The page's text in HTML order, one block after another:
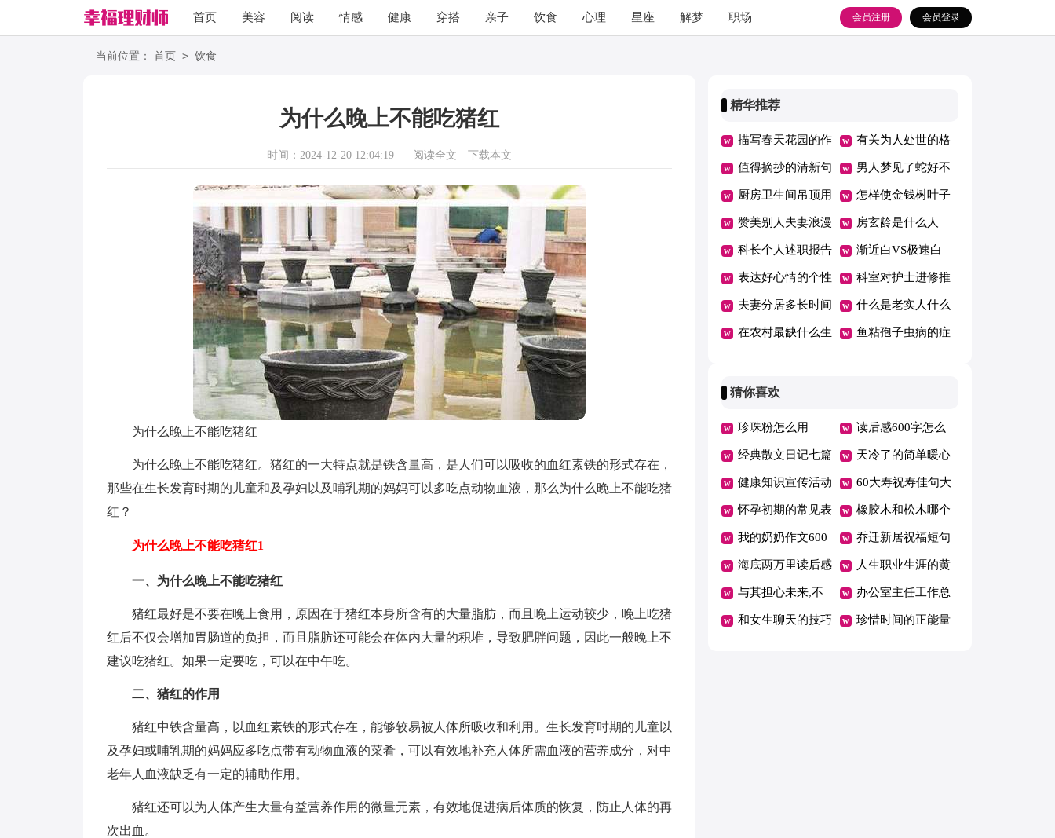
首页 美容 阅读 情感 健康 穿搭 亲子 饮食 心理 星座 解梦 职场
励志
会员登录
会员注册
当前位置： 首页 > 饮食
为什么晚上不能吃猪红
时间：2024-12-20 12:04:19 阅读全文 下载本文
为什么晚上不能吃猪红
为什么晚上不能吃猪红。猪红的一大特点就是铁含量高，是人们可以吸收的血红素铁的形式存在，
那些在生长发育时期的儿童和及孕妇以及哺乳期的妈妈可以多吃点动物血液，那么为什么晚上不能吃猪
红？
为什么晚上不能吃猪红1
一、为什么晚上不能吃猪红
猪红最好是不要在晚上食用，原因在于猪红本身所含有的大量脂肪，而且晚上运动较少，晚上吃猪
红后不仅会增加胃肠道的负担，而且脂肪还可能会在体内大量的积堆，导致肥胖问题，因此一般晚上不
建议吃猪红。如果一定要吃，可以在中午吃。
二、猪红的作用
猪红中铁含量高，以血红素铁的形式存在，能够较易被人体所吸收和利用。生长发育时期的儿童以
及孕妇或哺乳期的妈妈应多吃点带有动物血液的菜肴，可以有效地补充人体所需血液的营养成分，对中
老年人血液缺乏有一定的辅助作用。
猪红还可以为人体产生大量有益营养作用的微量元素，有效地促进病后体质的恢复，防止人体的再
次出血。
精华推荐
描写春天花园的作
文
有关为人处世的格
言
值得摘抄的清新句
子
男人梦见了蛇好不
好
厨房卫生间吊顶用
什么材料好
怎样使金钱树叶子
更绿
赞美别人夫妻浪漫 房玄龄是什么人
科长个人述职报告 渐近白VS极速白
哪种更适合你美容
表达好心情的个性
说说短语
科室对护士进修推
荐信
夫妻分居多长时间
算自动离婚
什么是老实人什么
是机灵人
在农村最缺什么生 鱼粘孢子虫病的症
猜你喜欢
珍珠粉怎么用 读后感600字怎么
写
经典散文日记七篇 天冷了的简单暖心
话短句
健康知识宣传活动
方案
60大寿祝寿佳句大
全
怀孕初期的常见表
现
橡胶木和松木哪个
好
我的奶奶作文600
字
乔迁新居祝福短句
海底两万里读后感
范文
人生职业生涯的黄
金阶段
与其担心未来,不
如现在好好努力美
办公室主任工作总
结
和女生聊天的技巧 珍惜时间的正能量